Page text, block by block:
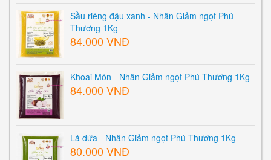
Sầu riêng đậu xanh - Nhân Giảm ngọt Phú
Thương 1Kg
84.000 VNĐ
Khoai Môn - Nhân Giảm ngọt Phú Thương 1Kg
84.000 VNĐ
Lá dứa - Nhân Giảm ngọt Phú Thương 1Kg
80.000 VNĐ